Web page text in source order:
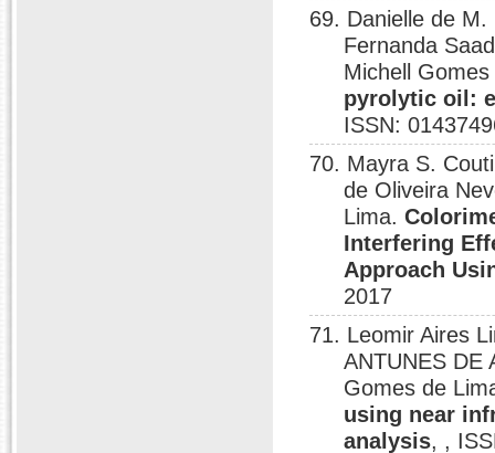
69. Danielle de
Fernanda
Michell
pyrolytic oil:
ISSN:
70. Mayra S.
de Oliveira
Lima.
Interfering
Approach
2017
71. Leomir Aires
ANTUNES DE
Gomes de
using near
analysis, ,